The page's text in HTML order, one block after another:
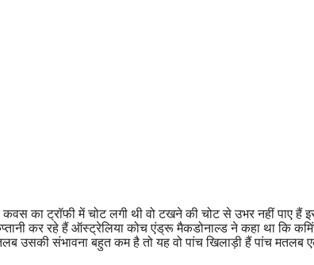
का ट्रॉफी में चोट लगी थी वो टखने की चोट से उभर नहीं पाए हैं
कर रहे हैं ऑस्ट्रेलिया कोच एंड्रू मैकडोनाल्ड ने कहा था कि
उसकी संभावना बहुत कम है तो यह वो पांच खिलाड़ी हैं पांच